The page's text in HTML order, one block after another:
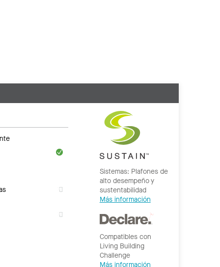
Sistemas: Plafones de
alto desempeño y
sustentabilidad
Más información
Compatibles con
Living Building
Challenge
Más información